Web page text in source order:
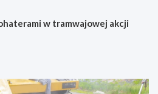
w tramwajowej akcji